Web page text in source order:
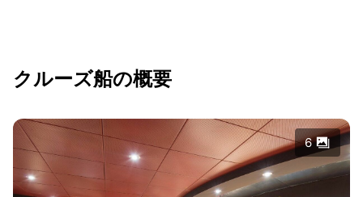
クルーズ船の概要
6